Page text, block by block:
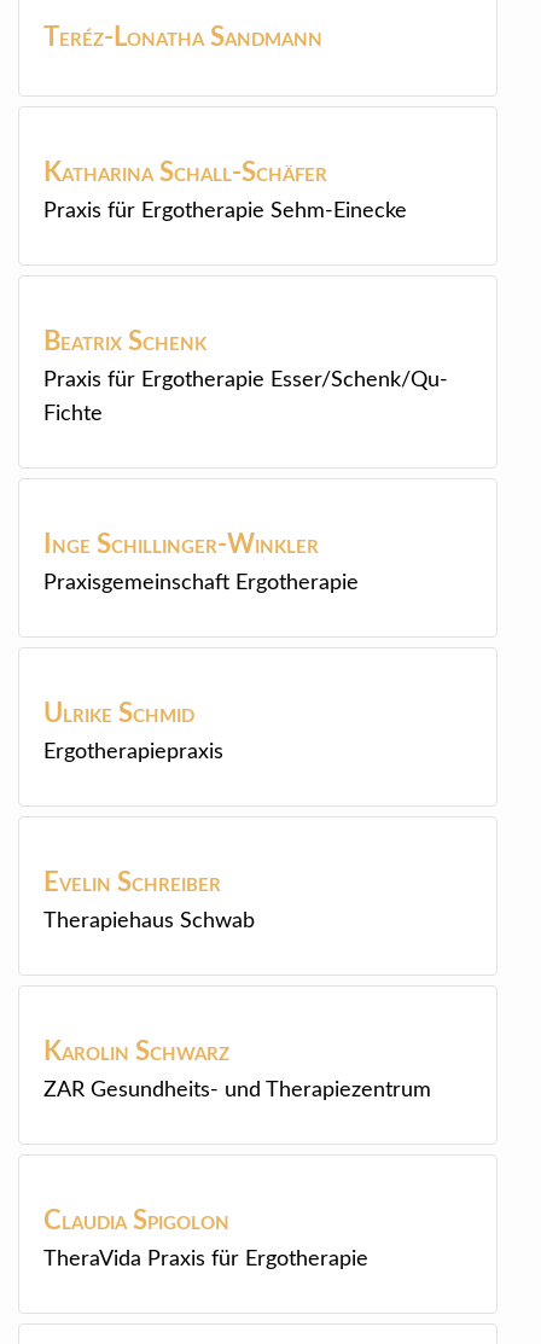
Teréz-Lonatha Sandmann
Katharina Schall-Schäfer
Praxis für Ergotherapie Sehm-Einecke
Beatrix Schenk
Praxis für Ergotherapie Esser/Schenk/Qu-
Fichte
Inge Schillinger-Winkler
Praxisgemeinschaft Ergotherapie
Ulrike Schmid
Ergotherapiepraxis
Evelin Schreiber
Therapiehaus Schwab
Karolin Schwarz
ZAR Gesundheits- und Therapiezentrum
Claudia Spigolon
TheraVida Praxis für Ergotherapie